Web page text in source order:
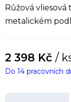
Růžová
metalickém
2 398 Kč /
Do 14 pracovních